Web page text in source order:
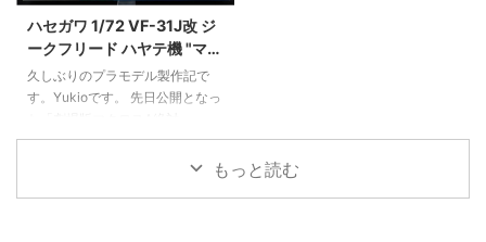
らに使い勝手を進化を遂げた新型
ワークステーション Proを詳しく
見ていきましょう！ 新型の「ワ
ークステーション Ver2.0 Pro」
価格 ￥8,200（税別） いいとこ
ニッパーホルダーが２ ...
月28日に東京から発送され、福
岡に30日に配達 ...
ハセガワ 1/72 VF-31J改 ジ
ークフリード ハヤテ機 "マク
ロスΔ" 製作記 #1【キットレ
ビュー＆仮組】
久しぶりのプラモデル製作記で
す。Yukioです。 先日公開となっ
Live!!!!!!」そして「劇場短編マク
ロスF～時の迷宮～」を鑑賞しマ
クロス熱が高まったこと、ハセガ
もっと読む